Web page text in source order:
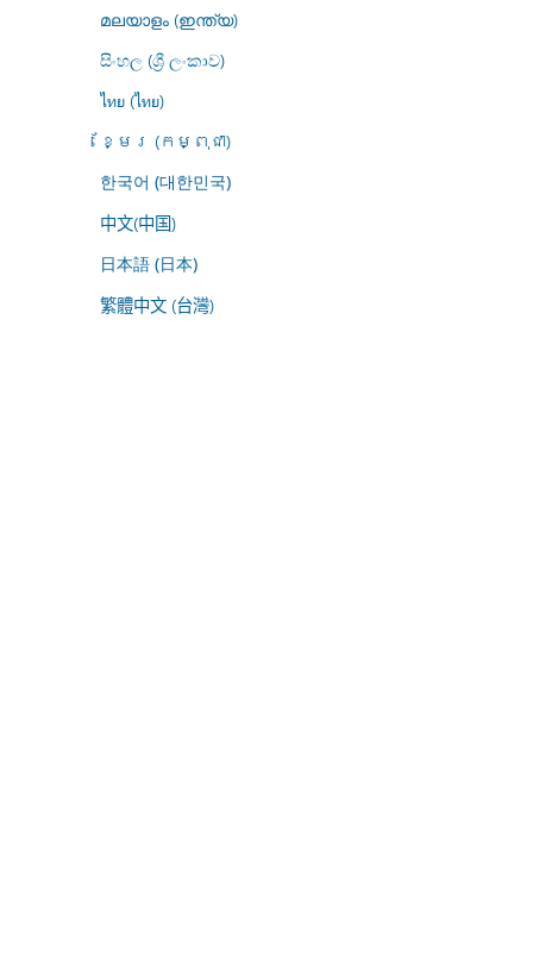
മലയാളം (ഇന്ത്യ)
සිංහල (ශ්‍රී ලංකාව)
ไทย (ไทย)
ខ្មែរ (កម្ពុជា)
한국어 (대한민국)
中文(中国)
日本語 (日本)
繁體中文 (台灣)